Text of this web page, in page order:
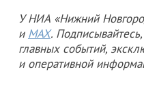
У НИА «Нижний
и MAX.
главных событий,
и оперативной